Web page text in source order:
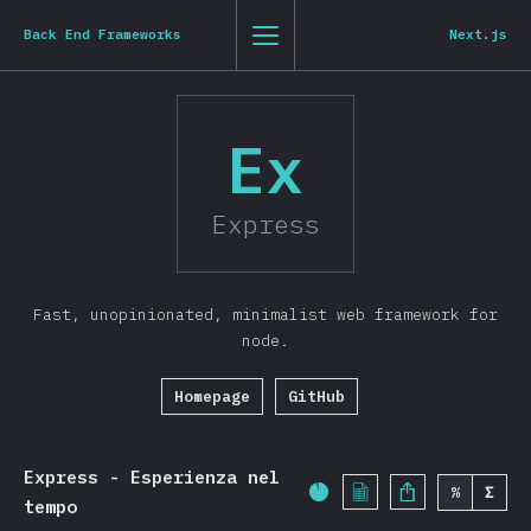
of JavaScript 2019
St
Introduzione
T-shirt
Demografica
Panoramica
Sintassi
Strutture di dati
Browser APIs
Back End Frameworks Next.js
Ex
Express
Fast, unopinionated, minimalist web framework for
node.
Homepage GitHub
Express - Esperienza nel
tempo
Percentuale di % Σ